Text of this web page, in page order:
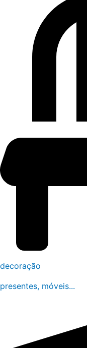
decoração
presentes, móveis...